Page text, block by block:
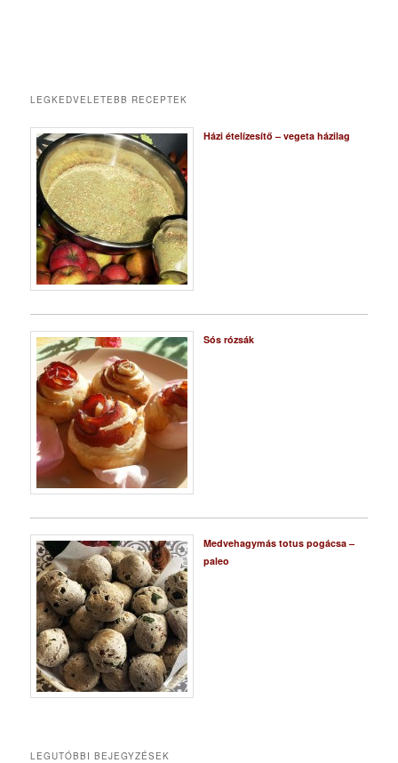
LEGKEDVELETEBB RECEPTEK
Házi ételízesítő – vegeta házilag
Sós rózsák
Medvehagymás totus pogácsa –
paleo
LEGUTÓBBI BEJEGYZÉSEK